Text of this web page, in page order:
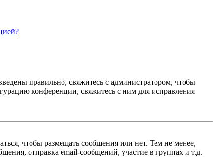
правильно, свяжитесь с администратором, чтобы
конференции, свяжитесь с ним для исправления
чтобы размещать сообщения или нет. Тем не менее,
отправка email-сообщений, участие в группах и т.д.